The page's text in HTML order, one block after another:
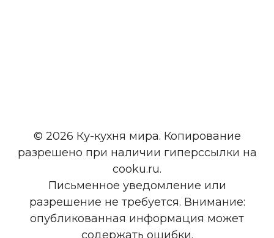
© 2026 Ку-кухня мира. Копирование
разрешено при наличии гиперссылки на
cooku.ru.
Письменное уведомление или
разрешение не требуется. Внимание:
опубликованная информация может
содержать ошибки.